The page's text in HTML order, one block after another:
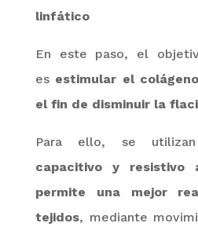
linfático
En este paso, el
es estimular el
el fin de disminuir la
Para ello, se
capacitivo y
permite una mejor
tejidos, mediante